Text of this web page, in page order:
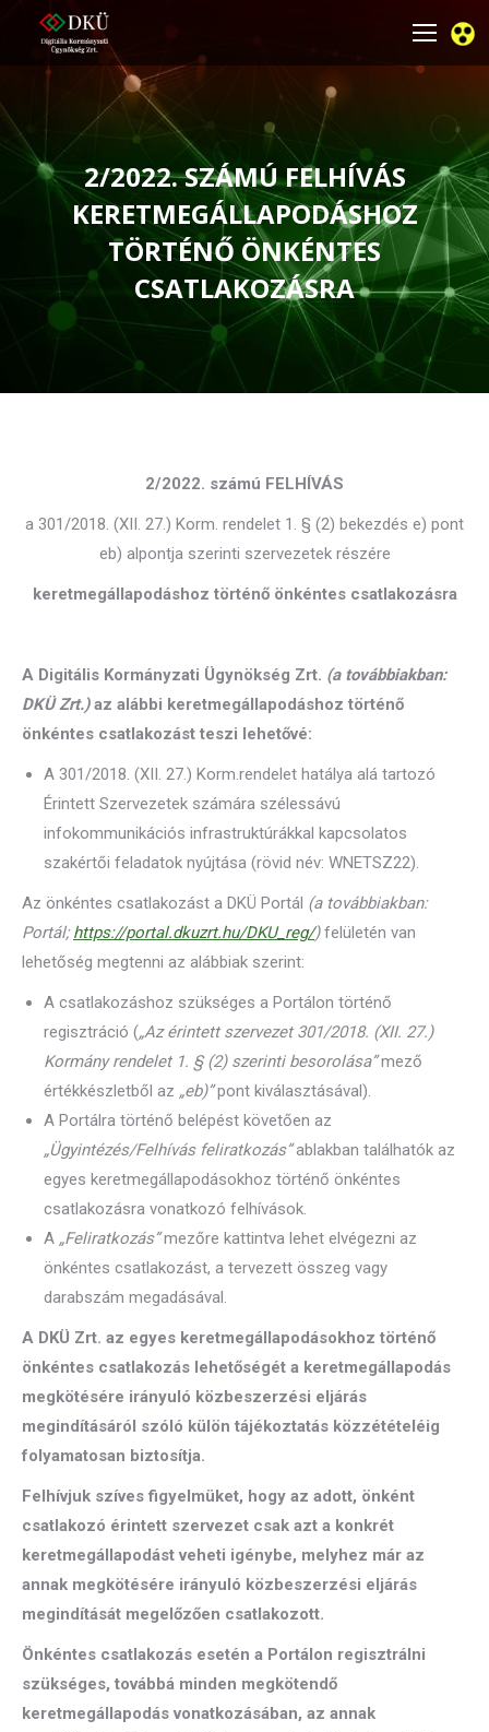
2/2022. SZÁMÚ FELHÍVÁS
KERETMEGÁLLAPODÁSHOZ
TÖRTÉNŐ ÖNKÉNTES
CSATLAKOZÁSRA
You are here:
2/2022. számú FELHÍVÁS
a 301/2018. (XII. 27.) Korm. rendelet 1. § (2) bekezdés e) pont
eb) alpontja szerinti szervezetek részére
keretmegállapodáshoz történő önkéntes csatlakozásra
A Digitális Kormányzati Ügynökség Zrt. (a továbbiakban:
DKÜ Zrt.)az alábbi keretmegállapodáshoz történő
önkéntes csatlakozást teszi lehetővé:
A 301/2018. (XII. 27.) Korm.rendelet hatálya alá tartozó
Érintett Szervezetek számára szélessávú
infokommunikációs infrastruktúrákkal kapcsolatos
szakértői feladatok nyújtása (rövid név: WNETSZ22).
Az önkéntes csatlakozást a DKÜ Portál (a továbbiakban:
Portál;https://portal.dkuzrt.hu/DKU_reg/)felületén van
lehetőség megtenni az alábbiak szerint:
A csatlakozáshoz szükséges a Portálon történő
regisztráció („Az érintett szervezet 301/2018. (XII. 27.)
Kormány rendelet 1. § (2) szerinti besorolása”mező
értékkészletből az „eb)”pont kiválasztásával).
A Portálra történő belépést követően az
„Ügyintézés/Felhívás feliratkozás”ablakban találhatók az
egyes keretmegállapodásokhoz történő önkéntes
csatlakozásra vonatkozó felhívások.
A „Feliratkozás”mezőre kattintva lehet elvégezni az
önkéntes csatlakozást, a tervezett összeg vagy
darabszám megadásával.
A DKÜ Zrt. az egyes keretmegállapodásokhoz történő
önkéntes csatlakozás lehetőségét a keretmegállapodás
megkötésére irányuló közbeszerzési eljárás
megindításáról szóló külön tájékoztatás közzétételéig
folyamatosan biztosítja.
Felhívjuk szíves figyelmüket, hogy az adott, önként
csatlakozó érintett szervezet csak azt a konkrét
keretmegállapodást veheti igénybe, melyhez már az
annak megkötésére irányuló közbeszerzési eljárás
megindítását megelőzően csatlakozott.
Önkéntes csatlakozás esetén a Portálon regisztrálni
szükséges, továbbá minden megkötendő
keretmegállapodás vonatkozásában, az annak